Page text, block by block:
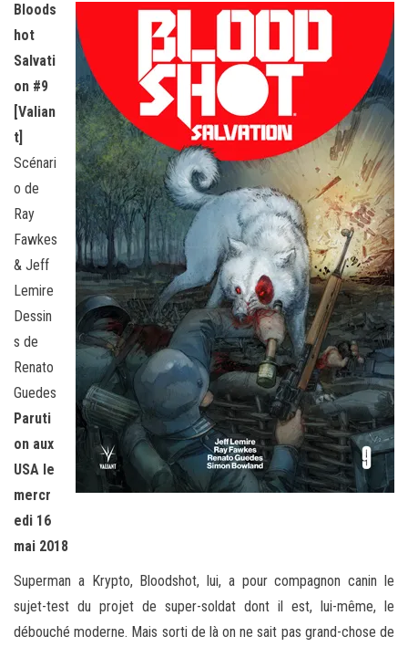
Bloods
hot
Salvati
on #9
[Valian
t]
Scénari
o de
Ray
Fawkes
& Jeff
Lemire
Dessin
s de
Renato
Guedes
Paruti
on aux
USA le
mercr
edi 16
mai 2018
Superman a Krypto, Bloodshot, lui, a pour compagnon canin le
sujet-test du projet de super-soldat dont il est, lui-même, le
débouché moderne. Mais sorti de là on ne sait pas grand-chose de